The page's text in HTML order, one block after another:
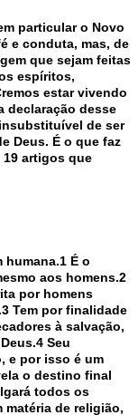
particular o Novo
e conduta, mas, de
que sejam feitas
espíritos,
estar vivendo
declaração desse
de ser
Deus. É o que faz
artigos que
humana.1 É o
aos homens.2
por homens
Tem por finalidade
à salvação,
Seu
e por isso é um
o destino final
todos os
matéria de religião,